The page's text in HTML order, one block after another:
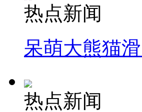
热点新闻
呆萌大熊猫
热点新闻